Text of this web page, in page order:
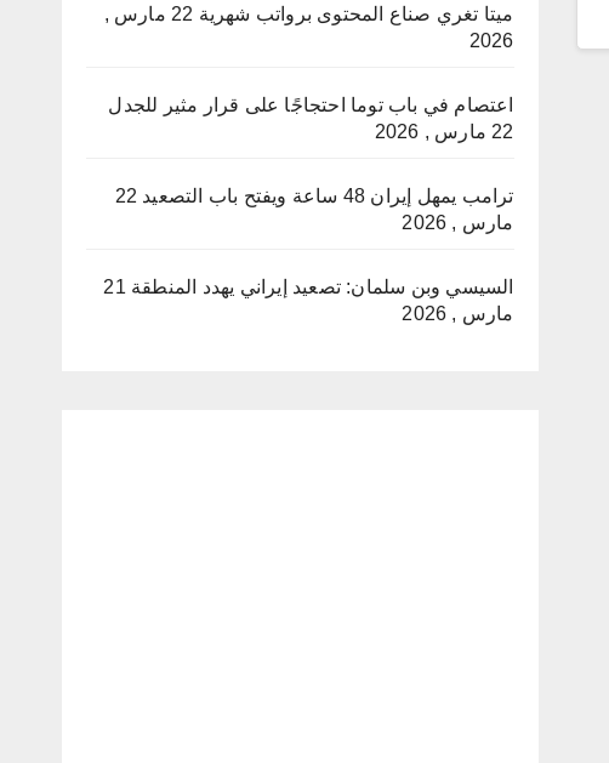
ميتا تغري صناع المحتوى برواتب شهرية
22 مارس ,
2026
اعتصام في باب توما احتجاجًا على قرار مثير للجدل
22 مارس , 2026
ترامب يمهل إيران 48 ساعة ويفتح باب التصعيد
22
مارس , 2026
السيسي وبن سلمان: تصعيد إيراني يهدد المنطقة 21
مارس , 2026